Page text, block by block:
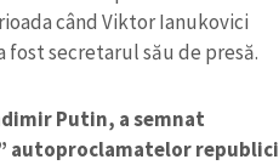
când Viktor Ianukovici
secretarul său de presă.
Putin, a semnat
autoproclamatelor republici